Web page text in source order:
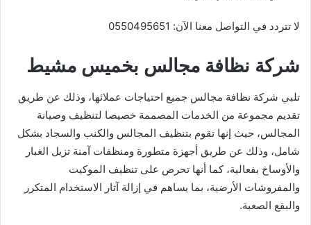
لا تتردد في التواصل معنا الآن: 0550495651
شركة نظافة مجالس بخميس مشيط
تلبي شركة نظافة مجالس جميع احتياجات عملائها، وذلك عن طريق
تقديم مجموعة من الخدمات المصممة خصيصا لتنظيف وصيانة
المجالس، حيث إنها تقوم بتنظيف المجالس والكنب والسجاد بشكل
شامل، وذلك عن طريق أجهزة متطورة ومنظفات آمنة تزيل الغبار
والأوساخ بفعالية، كما أنها تحرص على تنظيف الموكيت
والمفروشات الأرضية، بما يساهم في إزالة آثار الاستخدام المتكرر
والبقع الصعبة.